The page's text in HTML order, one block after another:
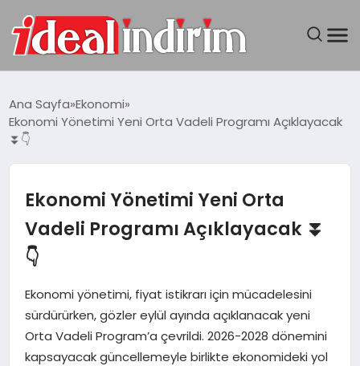
BILGISAYAR
TEKNOLOJI
YAŞAM
Ana Sayfa Ekonomi
Ekonomi Yönetimi Yeni Orta Vadeli Programı Açıklayacak
⏬👇
Ekonomi Yönetimi Yeni Orta
Vadeli Programı Açıklayacak ⏬
👇
Ekonomi yönetimi, fiyat istikrarı için mücadelesini
sürdürürken, gözler eylül ayında açıklanacak yeni
Orta Vadeli Program’a çevrildi. 2026-2028 dönemini
kapsayacak güncellemeyle birlikte ekonomideki yol